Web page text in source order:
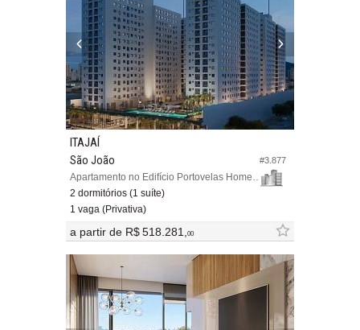
#3.877
ITAJAÍ
São João
Apartamento no Edifício Portovelas Home Club
2 dormitórios (1 suíte)
1 vaga (Privativa)
a partir de R$ 518.281,00